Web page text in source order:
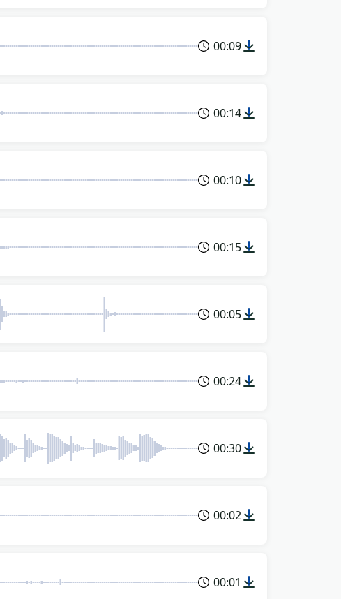
00:09
00:14
00:10
00:15
00:05
00:24
00:30
00:02
00:01